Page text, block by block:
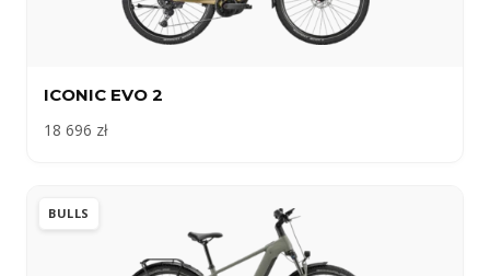
ICONIC EVO 2
18 696 zł
BULLS